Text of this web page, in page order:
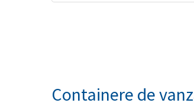
Containere de